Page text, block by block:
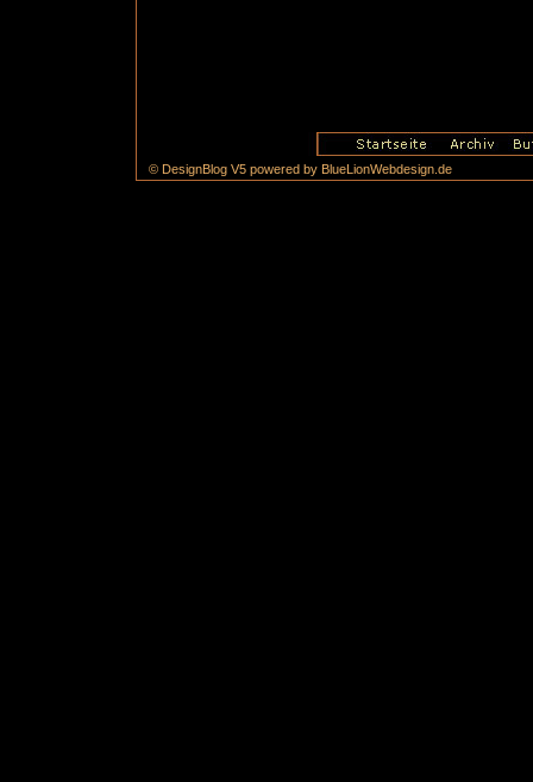
© DesignBlog V5 powered by BlueLionWebdesign.de